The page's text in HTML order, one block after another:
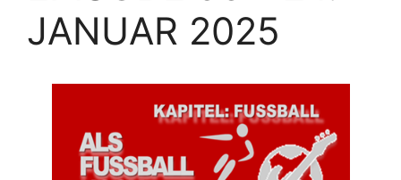
JANUAR 2025